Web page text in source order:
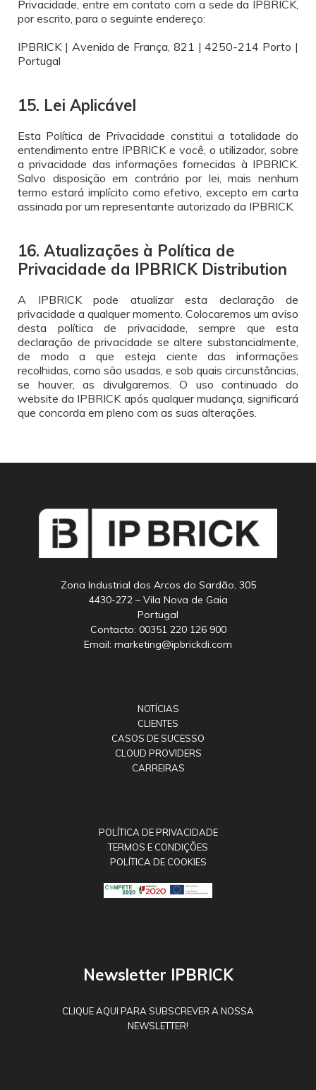
Privacidade, entre em contato com a sede da IPBRICK,
por escrito, para o seguinte endereço:
IPBRICK | Avenida de França, 821 | 4250-214 Porto |
Portugal
15. Lei Aplicável
Esta Política de Privacidade constitui a totalidade do
entendimento entre IPBRICK e você, o utilizador, sobre
a privacidade das informações fornecidas à IPBRICK.
Salvo disposição em contrário por lei, mais nenhum
termo estará implícito como efetivo, excepto em carta
assinada por um representante autorizado da IPBRICK.
16. Atualizações à Política de
Privacidade da IPBRICK Distribution
A IPBRICK pode atualizar esta declaração de
privacidade a qualquer momento. Colocaremos um aviso
desta política de privacidade, sempre que esta
declaração de privacidade se altere substancialmente,
de modo a que esteja ciente das informações
recolhidas, como são usadas, e sob quais circunstâncias,
se houver, as divulgaremos. O uso continuado do
website da IPBRICK após qualquer mudança, significará
que concorda em pleno com as suas alterações.
Zona Industrial dos Arcos do Sardão, 305
4430-272 – Vila Nova de Gaia
Portugal
Contacto: 00351 220 126 900
Email: marketing@ipbrickdi.com
NOTÍCIAS
CLIENTES
CASOS DE SUCESSO
CLOUD PROVIDERS
CARREIRAS
POLÍTICA DE PRIVACIDADE
TERMOS E CONDIÇÕES
POLÍTICA DE COOKIES
Newsletter IPBRICK
CLIQUE AQUI PARA SUBSCREVER A NOSSA
NEWSLETTER!